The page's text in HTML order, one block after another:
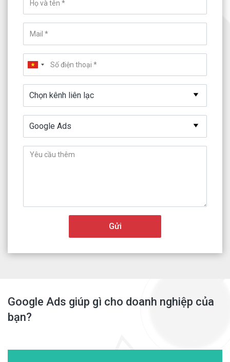
Chọn kênh liên lạc
Google Ads
Gửi
Google Ads giúp gì cho doanh nghiệp của
bạn?